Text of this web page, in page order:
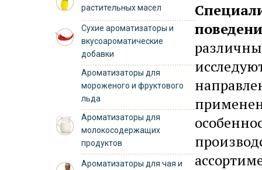
растительных масел
Сухие ароматизаторы и
вкусоароматические
добавки
Ароматизаторы для
мороженого и фруктового
льда
Ароматизаторы для
молокосодержащих
продуктов
Ароматизаторы для чая и